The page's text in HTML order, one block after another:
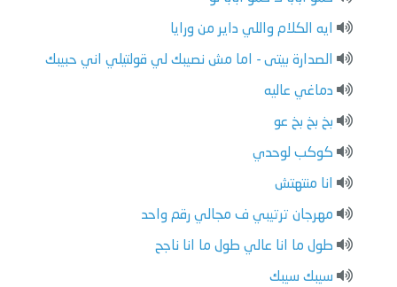
ايه الكلام واللي داير من ورايا
الصدارة بيتى - اما مش نصيبك لي قولتيلي اني حبيبك
دماغي عاليه
بخ بخ بخ عو
كوكب لوحدي
انا منتهتش
مهرجان ترتيبي ف مجالي رقم واحد
طول ما انا عالي طول ما انا ناجح
سيبك سيبك